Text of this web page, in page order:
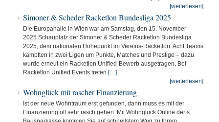
[weiterlesen]
Simoner & Scheder Racketlon Bundesliga 2025
Die Europahalle in Wien war am Samstag, den 15. November
2025 Schauplatz der Simoner & Scheder Racketlon Bundesliga
2025, dem nationalen Höhepunkt im Vereins-Racketlon. Acht Teams
kämpften in zwei Ligen um Punkte, Matches und Prestige – dazu
wurde erneut ein Racketlon Unified-Bewerb ausgetragen. Bei
Racketlon Unified Events treten […]
[weiterlesen]
Wohnglück mit rascher Finanzierung
Ist der neue Wohntraum erst gefunden, dann muss es mit der
Finanzierung oft sehr rasch gehen. Mit Wohnglück Online der s